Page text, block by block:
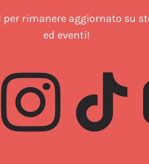
per rimanere aggiornato su
ed eventi!